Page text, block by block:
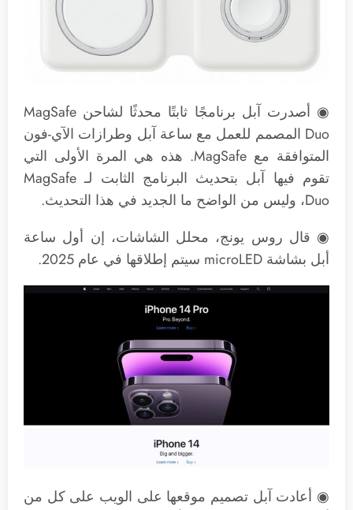
◉ أصدرت آبل برنامجًا ثابتًا محدثًا لشاحن MagSafe
Duo المصمم للعمل مع ساعة آبل وطرازات الآي-فون
المتوافقة مع MagSafe. هذه هي المرة الأولى التي
تقوم فيها آبل بتحديث البرنامج الثابت لـ MagSafe‌
Duo، وليس من الواضح ما الجديد في هذا التحديث.
◉ قال روس يونج، محلل الشاشات، إن أول ساعة
أبل بشاشة microLED سيتم إطلاقها في عام 2025.
◉ أعادت آبل تصميم موقعها على الويب على كل من